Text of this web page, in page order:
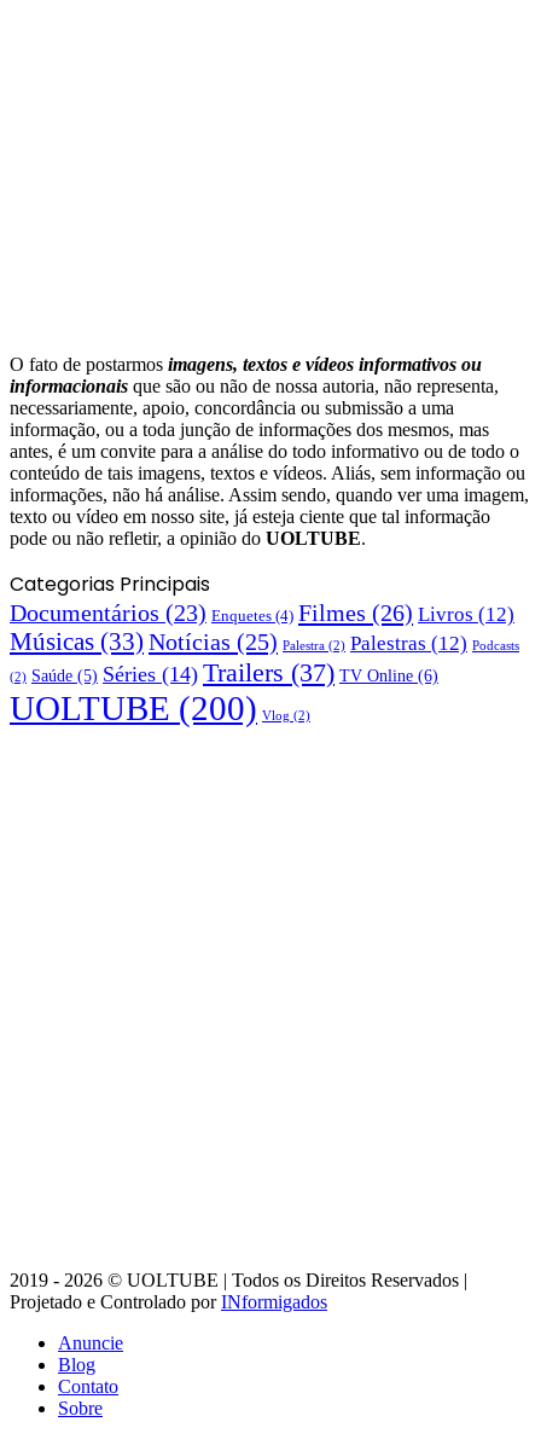
O fato de postarmos imagens, textos e vídeos informativos ou
informacionais que são ou não de nossa autoria, não representa,
necessariamente, apoio, concordância ou submissão a uma
informação, ou a toda junção de informações dos mesmos, mas
antes, é um convite para a análise do todo informativo ou de todo o
conteúdo de tais imagens, textos e vídeos. Aliás, sem informação ou
informações, não há análise. Assim sendo, quando ver uma imagem,
texto ou vídeo em nosso site, já esteja ciente que tal informação
pode ou não refletir, a opinião do UOLTUBE.
Categorias Principais
Documentários (23) Enquetes (4) Filmes (26) Livros (12)
Músicas (33) Notícias (25) Palestra (2) Palestras (12) Podcasts
(2) Saúde (5) Séries (14) Trailers (37) TV Online (6)
UOLTUBE (200) Vlog (2)
2019 - 2026 © UOLTUBE | Todos os Direitos Reservados |
Projetado e Controlado porINformigados
Anuncie
Blog
Contato
Sobre